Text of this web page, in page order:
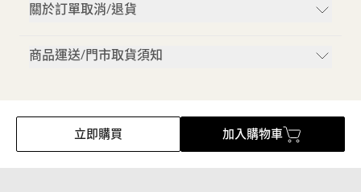
關於訂單取消/退貨
商品運送/門市取貨須知
立即購買 加入購物車